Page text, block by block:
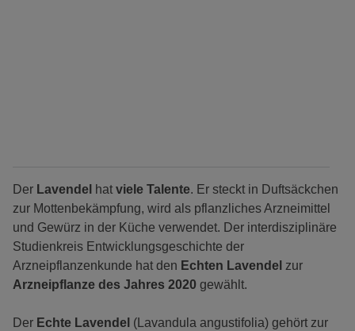
Der Lavendel hat viele Talente. Er steckt in Duftsäckchen
zur Mottenbekämpfung, wird als pflanzliches Arzneimittel
und Gewürz in der Küche verwendet. Der interdisziplinäre
Studienkreis Entwicklungsgeschichte der
Arzneipflanzenkunde hat den Echten Lavendel zur
Arzneipflanze des Jahres 2020 gewählt.
Der Echte Lavendel (Lavandula angustifolia) gehört zur